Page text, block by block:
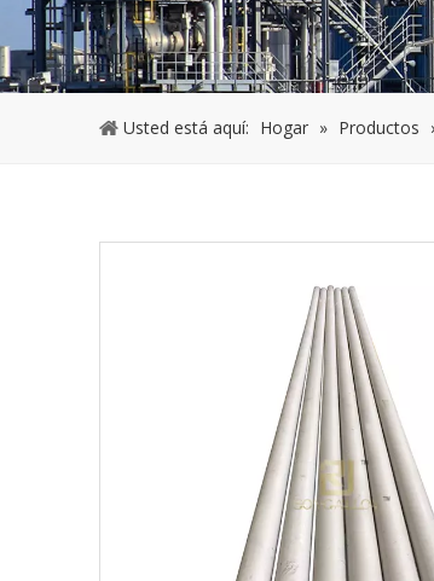
Usted está aquí: Hogar » Productos